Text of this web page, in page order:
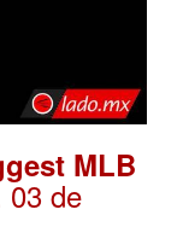
MLB
03 de